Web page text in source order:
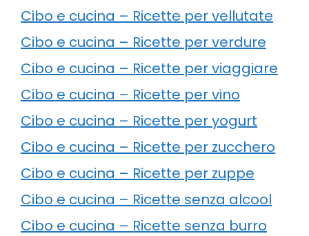
Cibo e cucina – Ricette per vellutate
Cibo e cucina – Ricette per verdure
Cibo e cucina – Ricette per viaggiare
Cibo e cucina – Ricette per vino
Cibo e cucina – Ricette per yogurt
Cibo e cucina – Ricette per zucchero
Cibo e cucina – Ricette per zuppe
Cibo e cucina – Ricette senza alcool
Cibo e cucina – Ricette senza burro